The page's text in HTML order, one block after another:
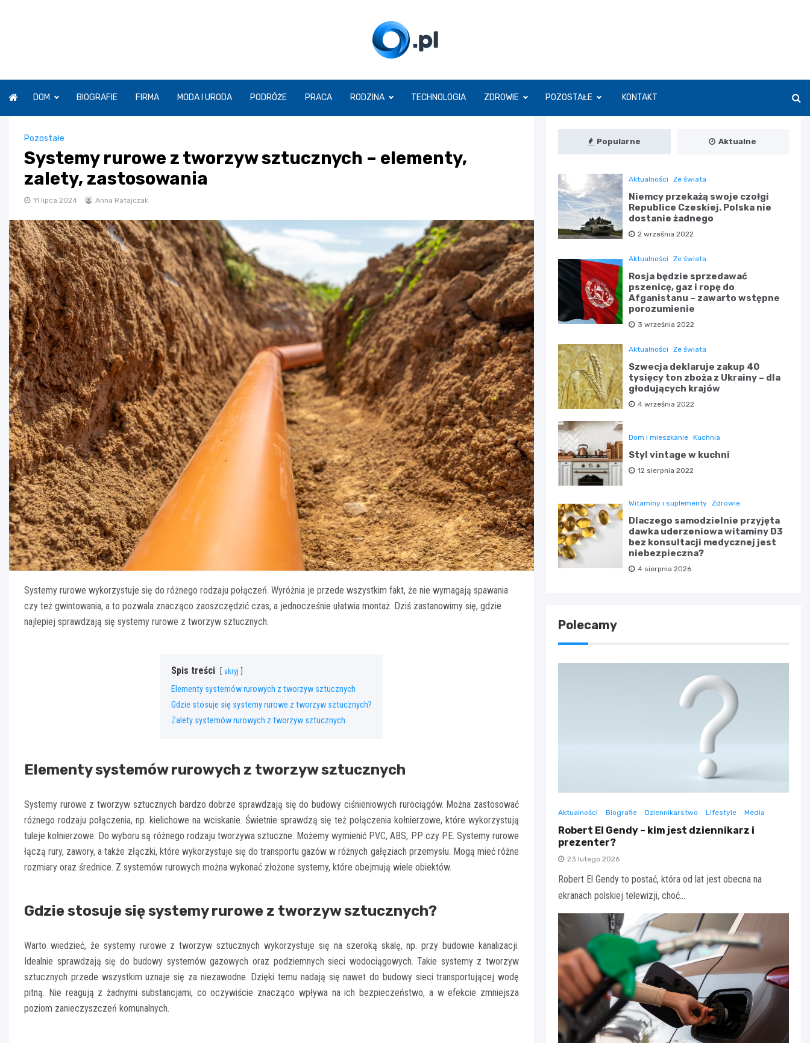
O.pl
DOM BIOGRAFIE FIRMA MODA I URODA PODRÓŻE PRACA RODZINA TECHNOLOGIA ZDROWIE POZOSTAŁE KONTAKT
Pozostałe
Systemy rurowe z tworzyw sztucznych – elementy,
zalety, zastosowania
11 lipca 2024 Anna Ratajczak
Systemy rurowe wykorzystuje się do różnego rodzaju połączeń. Wyróżnia je przede wszystkim fakt, że nie wymagają spawania
czy też gwintowania, a to pozwala znacząco zaoszczędzić czas, a jednocześnie ułatwia montaż. Dziś zastanowimy się, gdzie
najlepiej sprawdzają się systemy rurowe z tworzyw sztucznych.
Spis treści ukryj
Elementy systemów rurowych z tworzyw sztucznych
Gdzie stosuje się systemy rurowe z tworzyw sztucznych?
Zalety systemów rurowych z tworzyw sztucznych
Elementy systemów rurowych z tworzyw sztucznych
Systemy rurowe z tworzyw sztucznych bardzo dobrze sprawdzają się do budowy ciśnieniowych rurociągów. Można zastosować
różnego rodzaju połączenia, np. kielichowe na wciskanie. Świetnie sprawdzą się też połączenia kołnierzowe, które wykorzystują
tuleje kołnierzowe. Do wyboru są różnego rodzaju tworzywa sztuczne. Możemy wymienić PVC, ABS, PP czy PE. Systemy rurowe
łączą rury, zawory, a także złączki, które wykorzystuje się do transportu gazów w różnych gałęziach przemysłu. Mogą mieć różne
rozmiary oraz średnice. Z systemów rurowych można wykonać złożone systemy, które obejmują wiele obiektów.
Gdzie stosuje się systemy rurowe z tworzyw sztucznych?
Warto wiedzieć, że systemy rurowe z tworzyw sztucznych wykorzystuje się na szeroką skalę, np. przy budowie kanalizacji.
Idealnie sprawdzają się do budowy systemów gazowych oraz podziemnych sieci wodociągowych. Takie systemy z tworzyw
sztucznych przede wszystkim uznaje się za niezawodne. Dzięki temu nadają się nawet do budowy sieci transportującej wodę
pitną. Nie reagują z żadnymi substancjami, co oczywiście znacząco wpływa na ich bezpieczeństwo, a w efekcie zmniejsza
poziom zanieczyszczeń komunalnych.
Popularne Aktualne
Aktualności Ze świata
Niemcy przekażą swoje czołgi
Republice Czeskiej. Polska nie
dostanie żadnego
2 września 2022
Aktualności Ze świata
Rosja będzie sprzedawać
pszenicę, gaz i ropę do
Afganistanu – zawarto wstępne
porozumienie
3 września 2022
Aktualności Ze świata
Szwecja deklaruje zakup 40
tysięcy ton zboża z Ukrainy – dla
głodujących krajów
4 września 2022
Dom i mieszkanie Kuchnia
Styl vintage w kuchni
12 sierpnia 2022
Witaminy i suplementy Zdrowie
Dlaczego samodzielnie przyjęta
dawka uderzeniowa witaminy D3
bez konsultacji medycznej jest
niebezpieczna?
4 sierpnia 2026
Polecamy
Aktualności Biografie Dziennikarstwo Lifestyle Media
Robert El Gendy – kim jest dziennikarz i
prezenter?
23 lutego 2026
Robert El Gendy to postać, która od lat jest obecna na
ekranach polskiej telewizji, choć…